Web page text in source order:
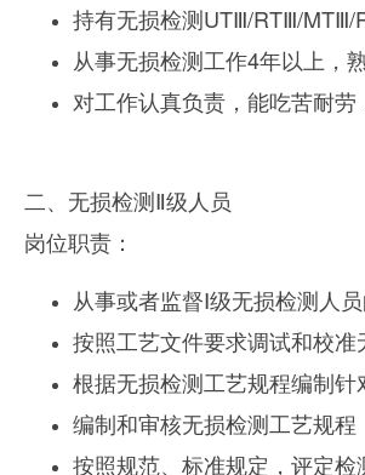
持有无损检测UTⅢ/RTⅢ/MTⅢ/
从事无损检测工作4年以上，
对工作认真负责，能吃苦耐劳
二、无损检测Ⅱ级人员
岗位职责：
从事或者监督Ⅰ级无损检测人员
按照工艺文件要求调试和校准
根据无损检测工艺规程编制针
编制和审核无损检测工艺规程
按照规范、标准规定，评定检